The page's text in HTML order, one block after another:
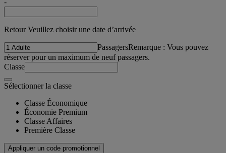
Retour Veuillez choisir une date d’arrivée
PassagersRemarque : Vous pouvez
réserver pour un maximum de neuf passagers.
Classe
Sélectionner la classe
Classe Économique
Économie Premium
Classe Affaires
Première Classe
Appliquer un code promotionnel